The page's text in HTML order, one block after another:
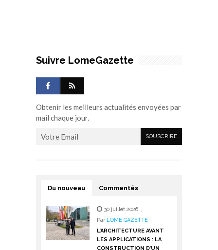
Suivre LomeGazette
Obtenir les meilleurs actualités envoyées par
mail chaque jour.
Du nouveau Commentés
30 juillet 2026 ,
Par LOME GAZETTE
L’ARCHITECTURE AVANT
LES APPLICATIONS : LA
CONSTRUCTION D’UN